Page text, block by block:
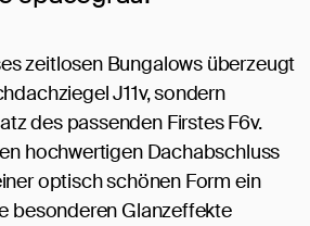
zeitlosen Bungalows überzeugt
J11v, sondern
des passenden Firstes F6v.
hochwertigen Dachabschluss
optisch schönen Form ein
besonderen Glanzeffekte